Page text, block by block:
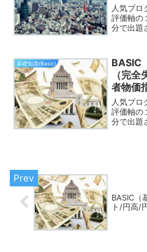
人気ブロ
評価軸の
分で出題
は、以下
日経
基礎知識(Basic)
BASIC
（完
者物価
人気ブロ
評価軸の
分で出題
BASIC（
ト/円高/